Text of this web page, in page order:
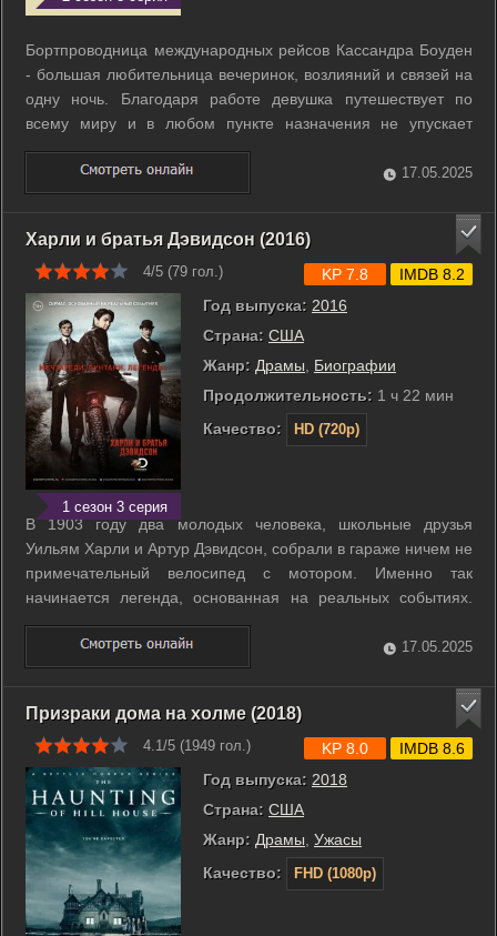
Бортпроводница международных рейсов Кассандра Боуден
- большая любительница вечеринок, возлияний и связей на
одну ночь. Благодаря работе девушка путешествует по
всему миру и в любом пункте назначения не упускает
возможность весело провести время. Вот и в этот раз Кэсси
не устояла перед привлекательным пассажиром бизнес-
класса Алексом Соколовым, и ...
17.05.2025
Харли и братья Дэвидсон (2016)
4/5 (79 гол.)
1 сезон 3 серия
Год выпуска: 2016
Страна: США
Жанр: Драмы
Биографии
Продолжительность: 1 ч 22 мин
Качество:
HD (720p)
KP 7.8 IMDB 8.2
В 1903 году два молодых человека, школьные друзья
Уильям Харли и Артур Дэвидсон, собрали в гараже ничем не
примечательный велосипед с мотором. Именно так
начинается легенда, основанная на реальных событиях.
«Харли-Дэвидсон» - это не просто мотоцикл, это стиль
жизни, направление культуры, а для некоторых почти что
религия. Сериал повествует о том, ...
17.05.2025
Призраки дома на холме (2018)
4.1/5 (1949 гол.)
Год выпуска: 2018
Страна: США
Жанр: Драмы Ужасы
Качество:
FHD (1080p)
KP 8.0 IMDB 8.6